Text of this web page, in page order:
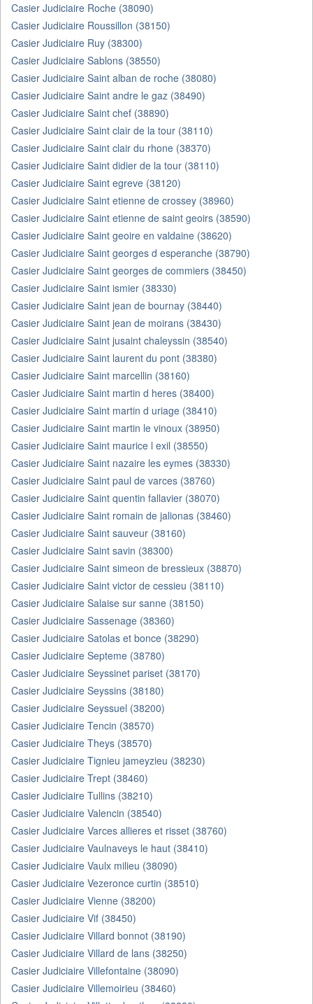
Casier Judiciaire Roche (38090)
Casier Judiciaire Roussillon (38150)
Casier Judiciaire Ruy (38300)
Casier Judiciaire Sablons (38550)
Casier Judiciaire Saint alban de roche (38080)
Casier Judiciaire Saint andre le gaz (38490)
Casier Judiciaire Saint chef (38890)
Casier Judiciaire Saint clair de la tour (38110)
Casier Judiciaire Saint clair du rhone (38370)
Casier Judiciaire Saint didier de la tour (38110)
Casier Judiciaire Saint egreve (38120)
Casier Judiciaire Saint etienne de crossey (38960)
Casier Judiciaire Saint etienne de saint geoirs (38590)
Casier Judiciaire Saint geoire en valdaine (38620)
Casier Judiciaire Saint georges d esperanche (38790)
Casier Judiciaire Saint georges de commiers (38450)
Casier Judiciaire Saint ismier (38330)
Casier Judiciaire Saint jean de bournay (38440)
Casier Judiciaire Saint jean de moirans (38430)
Casier Judiciaire Saint jusaint chaleyssin (38540)
Casier Judiciaire Saint laurent du pont (38380)
Casier Judiciaire Saint marcellin (38160)
Casier Judiciaire Saint martin d heres (38400)
Casier Judiciaire Saint martin d uriage (38410)
Casier Judiciaire Saint martin le vinoux (38950)
Casier Judiciaire Saint maurice l exil (38550)
Casier Judiciaire Saint nazaire les eymes (38330)
Casier Judiciaire Saint paul de varces (38760)
Casier Judiciaire Saint quentin fallavier (38070)
Casier Judiciaire Saint romain de jalionas (38460)
Casier Judiciaire Saint sauveur (38160)
Casier Judiciaire Saint savin (38300)
Casier Judiciaire Saint simeon de bressieux (38870)
Casier Judiciaire Saint victor de cessieu (38110)
Casier Judiciaire Salaise sur sanne (38150)
Casier Judiciaire Sassenage (38360)
Casier Judiciaire Satolas et bonce (38290)
Casier Judiciaire Septeme (38780)
Casier Judiciaire Seyssinet pariset (38170)
Casier Judiciaire Seyssins (38180)
Casier Judiciaire Seyssuel (38200)
Casier Judiciaire Tencin (38570)
Casier Judiciaire Theys (38570)
Casier Judiciaire Tignieu jameyzieu (38230)
Casier Judiciaire Trept (38460)
Casier Judiciaire Tullins (38210)
Casier Judiciaire Valencin (38540)
Casier Judiciaire Varces allieres et risset (38760)
Casier Judiciaire Vaulnaveys le haut (38410)
Casier Judiciaire Vaulx milieu (38090)
Casier Judiciaire Vezeronce curtin (38510)
Casier Judiciaire Vienne (38200)
Casier Judiciaire Vif (38450)
Casier Judiciaire Villard bonnot (38190)
Casier Judiciaire Villard de lans (38250)
Casier Judiciaire Villefontaine (38090)
Casier Judiciaire Villemoirieu (38460)